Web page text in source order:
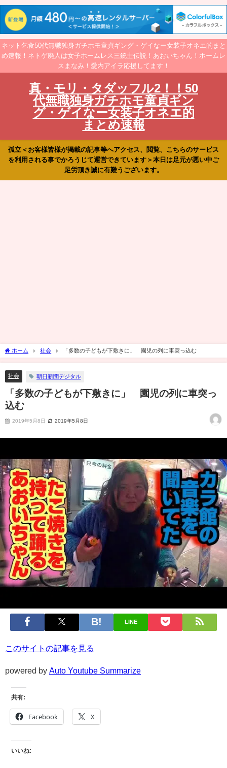
ネット乞食50代無職独身ガチホモ童貞ギング・ゲイなー女装子オネエ的まと
め速報！ネトゲ廃人は女子ホームレス三銃士伝説！あおいちゃん！ホームレ
スまなみ！愛内アイラ応援してます！
真・モリ・タダッフル2！！50
代無職独身ガチホモ童貞ギン
グ・ゲイなー女装子オネエ的
まとめ速報
孤立＜お客様皆様が掲載の記事等へアクセス、閲覧、こちらのサービス
を利用される事でかろうじて運営できています＞本日は足元が悪い中ご
足労頂き誠に有難うございます。
ホーム 社会 「多数の子どもが下敷きに」 園児の列に車突っ込む
社会 朝日新聞デジタル
「多数の子どもが下敷きに」 園児の列に車突っ
込む
2019年5月8日 2019年5月8日
LINE
このサイトの記事を見る
powered by Auto Youtube Summarize
共有:
Facebook X
いいね: